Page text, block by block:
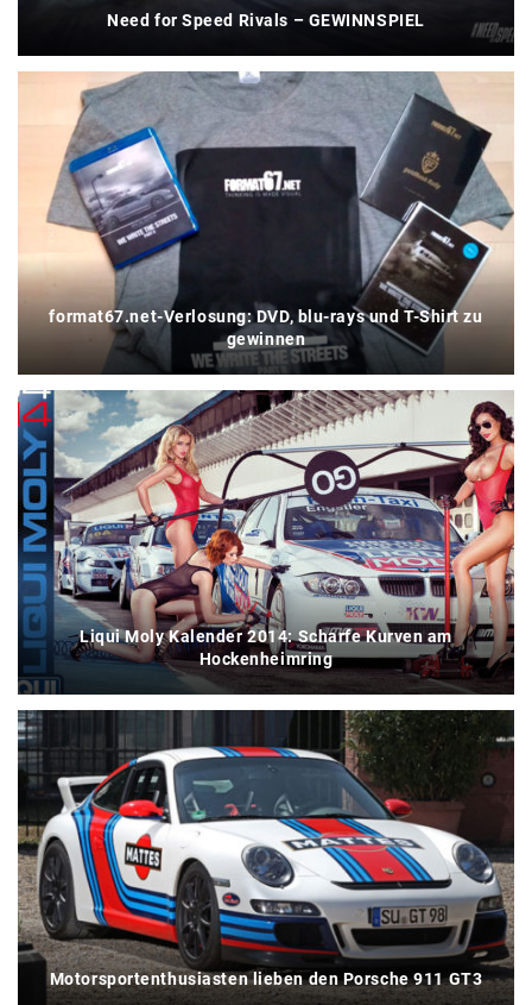
Need for Speed Rivals – GEWINNSPIEL
format67.net-Verlosung: DVD, blu-rays und T-Shirt zu
gewinnen
Liqui Moly Kalender 2014: Scharfe Kurven am
Hockenheimring
Motorsportenthusiasten lieben den Porsche 911 GT3